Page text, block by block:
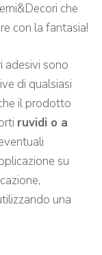
che
con la fantasia!
adesivi sono
di qualsiasi
il prodotto
ruvidi o a
su
una